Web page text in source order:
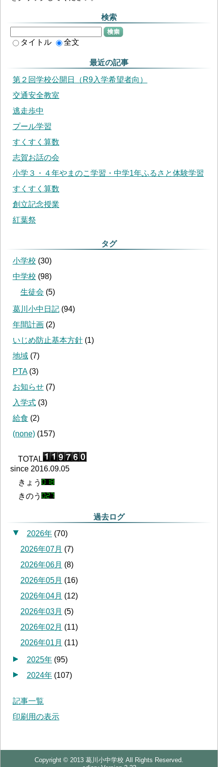
検索
検索
タイトル 全文
最近の記事
第２回学校公開日（R9入学希望者向）
交通安全教室
逃走歩中
プール学習
すくすく算数
志賀お話の会
小学３・４年やまのこ学習・中学1年ふるさと体験学習
すくすく算数
創立記念授業
紅葉祭
タグ
小学校 (30)
中学校 (98)
生徒会 (5)
葛川小中日記 (94)
年間計画 (2)
いじめ防止基本方針 (1)
地域 (7)
PTA (3)
お知らせ (7)
入学式 (3)
給食 (2)
(none) (157)
TOTAL
since 2016.09.05
きょう
きのう
過去ログ
2026年 (70)
2026年07月 (7)
2026年06月 (8)
2026年05月 (16)
2026年04月 (12)
2026年03月 (5)
2026年02月 (11)
2026年01月 (11)
2025年 (95)
2024年 (107)
記事一覧
印刷用の表示
Copyright © 2013 葛川小中学校 All Rights Reserved.